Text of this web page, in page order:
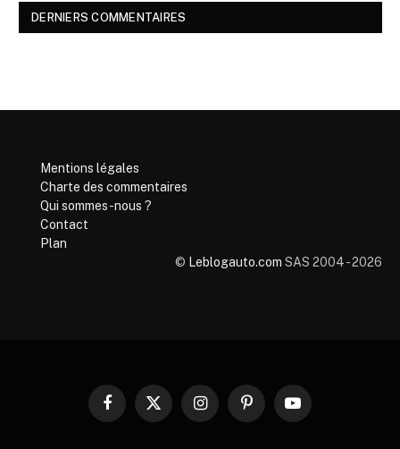
DERNIERS COMMENTAIRES
Mentions légales
Charte des commentaires
Qui sommes-nous ?
Contact
Plan
© Leblogauto.com SAS 2004 - 2026
Facebook
X
InstagramPinterestYouTube